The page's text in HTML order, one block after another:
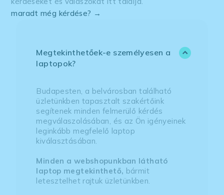
maradt még kérdése? →
Megtekinthetőek-e személyesen a
laptopok?
Budapesten, a belvárosban található
üzletünkben tapasztalt szakértőink
segítenek minden felmerülő kérdés
megválaszolásában, és az Ön igényeinek
leginkább megfelelő laptop
kiválasztásában.
Minden a webshopunkban látható
laptop megtekinthető, bármit
letesztelhet rajtuk üzletünkben.